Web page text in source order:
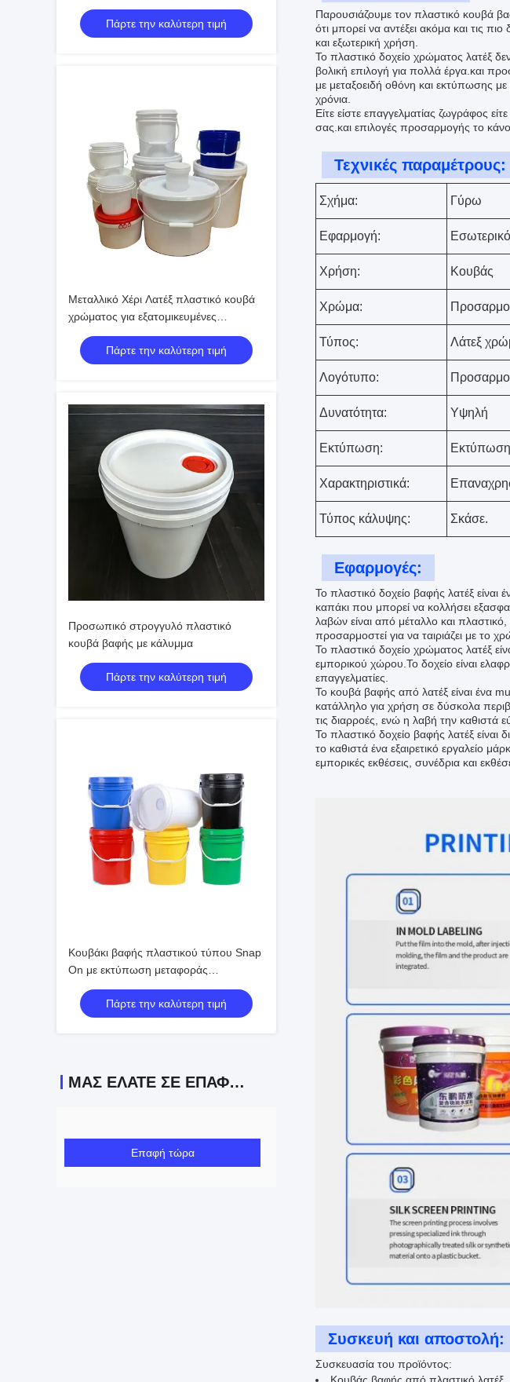
μάρκα
Πάρτε την καλύτερη τιμή
Μεταλλικό Χέρι Λατέξ πλαστικό κουβά
χρώματος για εξατομικευμένες
απαιτήσεις
Πάρτε την καλύτερη τιμή
Προσωπικό στρογγυλό πλαστικό
κουβά βαφής με κάλυμμα
Πάρτε την καλύτερη τιμή
Κουβάκι βαφής πλαστικού τύπου Snap
On με εκτύπωση μεταφοράς
θερμότητας
Πάρτε την καλύτερη τιμή
ΜΑΣ ΕΛΆΤΕ ΣΕ ΕΠΑΦΉ ΜΕ
Επαφή τώρα
Παρουσιάζουμε τον πλαστικό κουβά
ότι μπορεί να αντέξει ακόμα και τις
και εξωτερική χρήση.
Το πλαστικό δοχείο χρώματος λατέξ
βολική επιλογή για πολλά έργα.και
με μεταξοειδή οθόνη και εκτύπωσης
χρόνια.
Είτε είστε επαγγελματίας ζωγράφος
σας.και επιλογές προσαρμογής το
Τεχνικές παραμέτρους:
Σχήμα: Γύρω
Εφαρμογή:
Χρήση: Κουβάς
Χρώμα:
Τύπος: Λάτεξ
Λογότυπο:
Δυνατότητα: Υψηλή
Εκτύπωση: Εκτύπωση
Χαρακτηριστικά:
Τύπος κάλυψης: Σκάσε.
Εφαρμογές:
Το πλαστικό δοχείο βαφής λατέξ είναι
καπάκι που μπορεί να κολλήσει
λαβών είναι από μέταλλο και
προσαρμοστεί για να ταιριάζει με το
Το πλαστικό δοχείο χρώματος λατέξ
εμπορικού χώρου.Το δοχείο είναι
επαγγελματίες.
Το κουβά βαφής από λατέξ είναι ένα
κατάλληλο για χρήση σε δύσκολα
τις διαρροές, ενώ η λαβή την καθιστά
Το πλαστικό δοχείο βαφής λατέξ
το καθιστά ένα εξαιρετικό εργαλείο
εμπορικές εκθέσεις, συνέδρια και
Συσκευή και αποστολή:
Συσκευασία του προϊόντος: